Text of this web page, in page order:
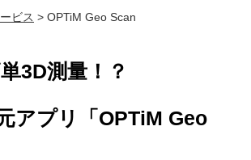
ビス > OPTiM Geo Scan
3D測量！？
アプリ「OPTiM Geo